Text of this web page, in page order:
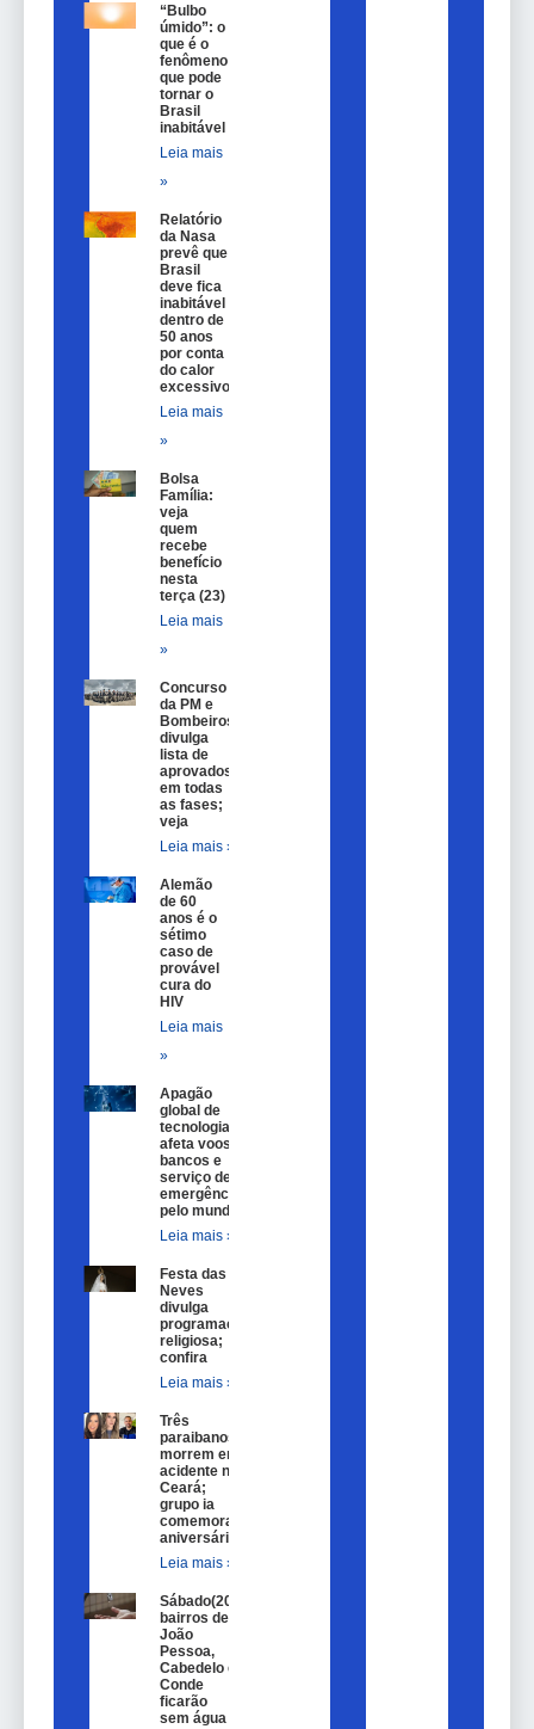
“Bulbo
úmido”: o
que é o
fenômeno
que pode
tornar o
Brasil
inabitável
Leia mais
»
Relatório
da Nasa
prevê que
Brasil
deve fica
inabitável
dentro de
50 anos
por conta
do calor
excessivo
Leia mais
»
Bolsa
Família:
veja
quem
recebe
benefício
nesta
terça (23)
Leia mais
»
Concurso
da PM e
Bombeiros
divulga
lista de
aprovados
em todas
as fases;
veja
Leia mais »
Alemão
de 60
anos é o
sétimo
caso de
provável
cura do
HIV
Leia mais
»
Apagão
global de
tecnologia
afeta voos,
bancos e
serviço de
emergência
pelo mundo
Leia mais »
Festa das
Neves
divulga
programação
religiosa;
confira
Leia mais »
Três
paraibanos
morrem em
acidente no
Ceará;
grupo ia
comemorar
aniversário
Leia mais »
Sábado(20)
bairros de
João
Pessoa,
Cabedelo e
Conde
ficarão
sem água